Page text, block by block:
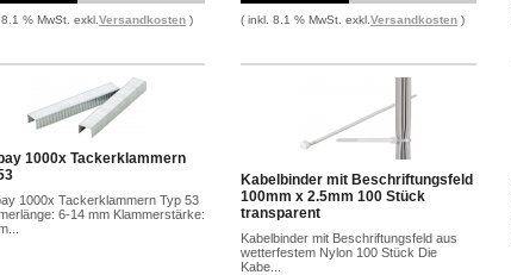
% MwSt. exkl. Versandkosten ) ( inkl. 8.1 % MwSt. exkl. Versandkosten )
1000x Tackerklammern
1000x Tackerklammern Typ 53
6-14 mm Klammerstärke:
Kabelbinder mit Beschriftungsfeld
100mm x 2.5mm 100 Stück
transparent
Kabelbinder mit Beschriftungsfeld aus
wetterfestem Nylon 100 Stück Die
Kabe...